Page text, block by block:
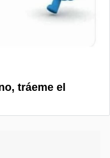
tráeme el